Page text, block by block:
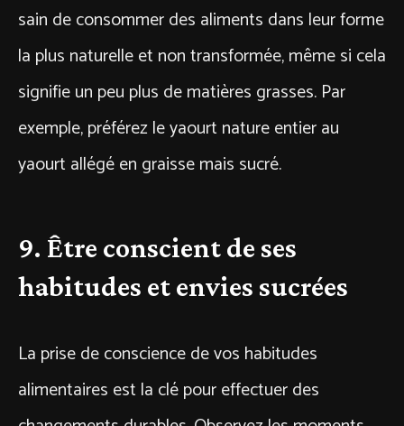
sain de consommer des aliments dans leur forme
la plus naturelle et non transformée, même si cela
signifie un peu plus de matières grasses. Par
exemple, préférez le yaourt nature entier au
yaourt allégé en graisse mais sucré.
9. Être conscient de ses
habitudes et envies sucrées
La prise de conscience de vos habitudes
alimentaires est la clé pour effectuer des